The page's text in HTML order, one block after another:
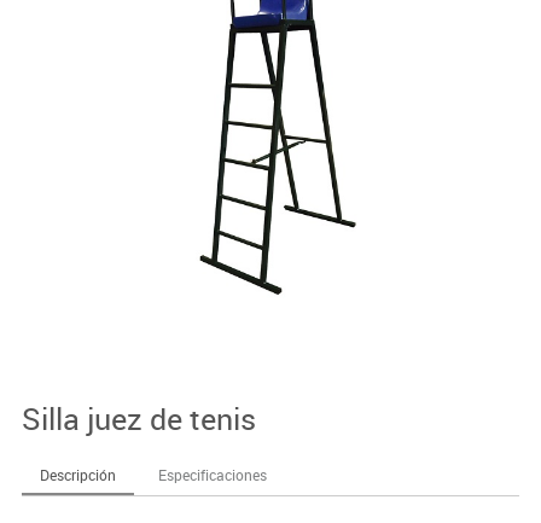
Silla juez de tenis
Descripción Especificaciones